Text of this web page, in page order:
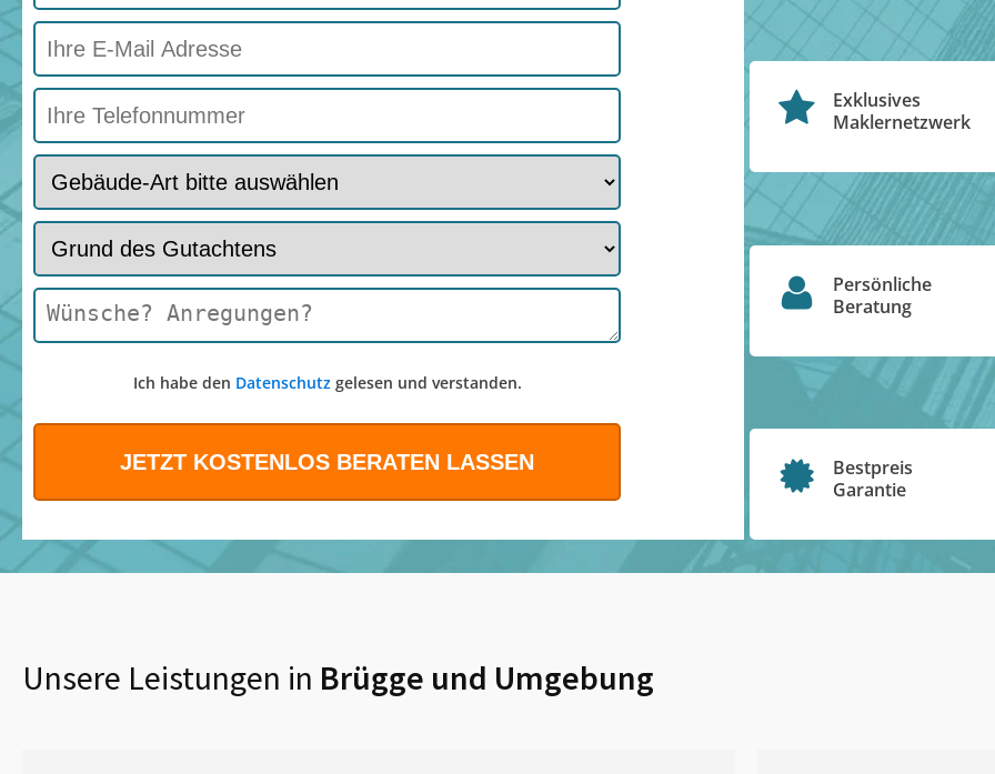
Ich habe den Datenschutzgelesen und verstanden.
Exklusives
Maklernetzwerk
Persönliche
Beratung
Bestpreis
Garantie
Unsere Leistungen in Brügge und Umgebung